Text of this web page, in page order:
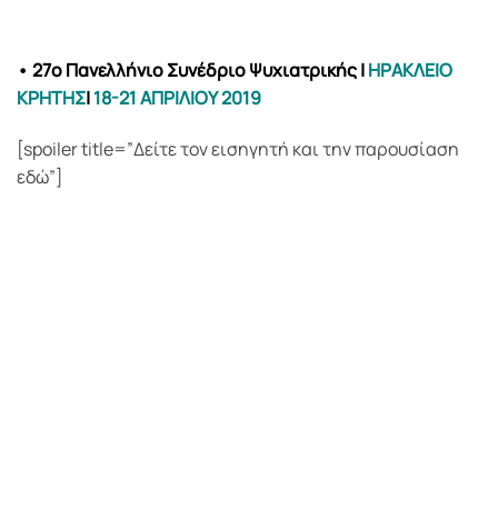
• 27ο Πανελλήνιο Συνέδριο Ψυχιατρικής|ΗΡΑΚΛΕΙΟ
ΚΡΗΤΗΣ|18-21 ΑΠΡΙΛΙΟΥ 2019
[spoiler title=”Δείτε τον εισηγητή και την παρουσίαση
εδώ”]